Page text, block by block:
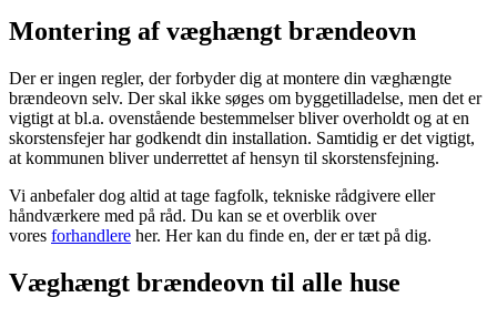
Montering af væghængt brændeovn
Der er ingen regler, der forbyder dig at montere din væghængte
brændeovn selv. Der skal ikke søges om byggetilladelse, men det er
vigtigt at bl.a. ovenstående bestemmelser bliver overholdt og at en
skorstensfejer har godkendt din installation. Samtidig er det vigtigt,
at kommunen bliver underrettet af hensyn til skorstensfejning.
Vi anbefaler dog altid at tage fagfolk, tekniske rådgivere eller
håndværkere med på råd. Du kan se et overblik over
vores forhandlere her. Her kan du finde en, der er tæt på dig.
Væghængt brændeovn til alle huse